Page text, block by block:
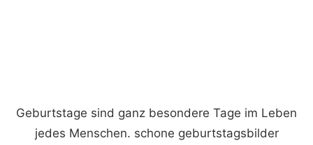
Geburtstage sind ganz besondere Tage im Leben
jedes Menschen. schone geburtstagsbilder